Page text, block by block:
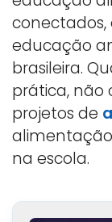
conectados,
educação
brasileira.
prática, não
projetos de
na escola.